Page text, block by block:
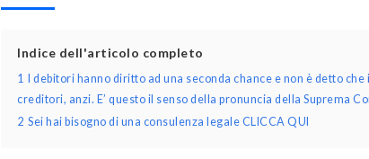
Indice dell'articolo completo
1
I debitori hanno diritto ad una seconda chance e non è detto
creditori, anzi. E’ questo il senso della pronuncia della Suprema
2 Sei hai bisogno di una consulenza legale CLICCA QUI